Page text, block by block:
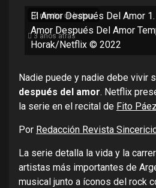
2 minutos de lectura
3 años atrás
El Amor Después Del Amor
Amor Después Del Amor
Horak/Netflix © 2022
Nadie puede y nadie debe vivir
después del amor. Netflix
la serie en el recital de Fito Páez
Por Redacción Revista
La serie detalla la vida y la
artistas más importantes de
musical junto a íconos del rock